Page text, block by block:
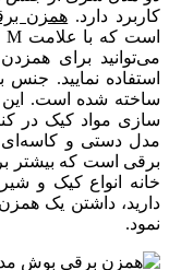
کاربرد دارد. همزن
می‌توانید برای
ساخته شده است. این
سازی مواد کیک در
مدل دستی و
برقی است که بیشتر
خانه انواع کیک و
دارید، داشتن یک
نمود.